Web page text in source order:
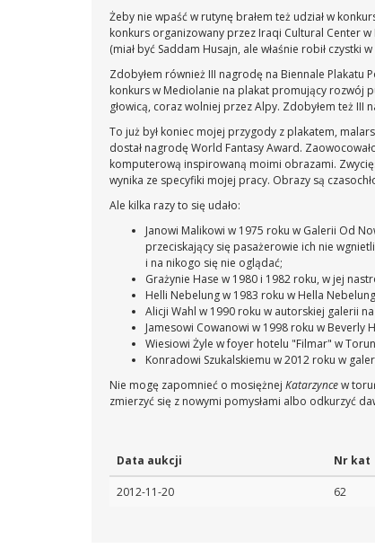
Żeby nie wpaść w rutynę brałem też udział w
konkurs organizowany przez Iraqi Cultural Center
(miał być Saddam Husajn, ale właśnie robił czystki
Zdobyłem również III nagrodę na Biennale Plakatu
konkurs w Mediolanie na plakat promujący rozwój
głowicą, coraz wolniej przez Alpy. Zdobyłem też
To już był koniec mojej przygody z plakatem,
dostał nagrodę World Fantasy Award.
komputerową inspirowaną moimi obrazami.
wynika ze specyfiki mojej pracy. Obrazy są
Ale kilka razy to się udało:
Janowi Malikowi w 1975 roku w Galerii Od
przeciskający się pasażerowie ich nie
i na nikogo się nie oglądać;
Grażynie Hase w 1980 i 1982 roku, w jej
Helli Nebelung w 1983 roku w Hella
Alicji Wahl w 1990 roku w autorskiej galerii
Jamesowi Cowanowi w 1998 roku w Beverly
Wiesiowi Żyle w foyer hotelu "Filmar" w
Konradowi Szukalskiemu w 2012 roku w
Nie mogę zapomnieć o mosiężnej Katarzyncew
zmierzyć się z nowymi pomysłami albo odkurzyć
Data aukcji Nr kat
2012-11-20 62